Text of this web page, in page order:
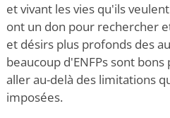
et vivant les vies qu'ils
ont un don pour rechercher
et désirs plus profonds des
beaucoup d'ENFPs sont
aller au-delà des limitations
imposées.